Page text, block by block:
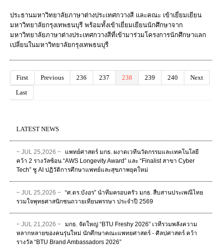
ประธานมหาวิทยาลัยภาษาต่างประเทศกวางสี และคณะ เข้าเยี่ยมเยียน
มหาวิทยาลัยกรุงเทพธนบุรี พร้อมทั้งเข้าเยี่ยมเยียนนักศึกษาจาก
มหาวิทยาลัยภาษาต่างประเทศกวางสีที่เข้ามาร่วมโครงการนักศึกษาแลก
เปลี่ยนในมหาวิทยาลัยกรุงเทพธนบุรี
First Previous 236 237 238 239 240
Next
Last
LATEST NEWS
− JUL 25,2026 −
แพทย์ศาสตร์ มกธ. ผงาดเวทีนวัตกรรมและเทคโนโลยี
คว้า 2 รางวัลซ้อน “AWS Longevity Award” และ “Finalist สาขา Cyber
Tech” ชู AI ปฏิวัติการศึกษาแพทย์และสุขภาพยุคใหม่
− JUL 25,2026 − “ศ.ดร.บังอร” นำทีมครอบครัว มกธ. สืบสานประเพณีไทย
รวมใจพุทธศาสนิกชนถวายเทียนพรรษา ประจำปี 2569
− JUL 21,2026 − มกธ. จัดใหญ่ “BTU Freshy 2026” เวทีรวมพลังความ
หลากหลายของคนรุ่นใหม่ นักศึกษาคณะแพทยศาสตร์ - ศิลปศาสตร์ คว้า
รางวัล “BTU Brand Ambassadors 2026”